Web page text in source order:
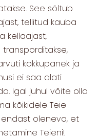
See sõltub
tellitud kauba
kellaajast,
kokkupanek ja
ei saa alati
Igal juhul võite olla
kõikidele Teie
oleneva, et
Teieni!